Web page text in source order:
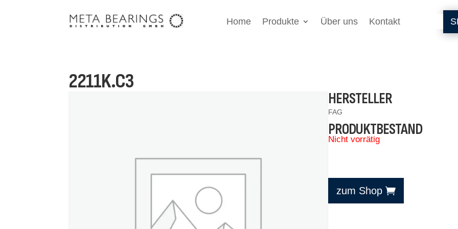
Home Produkte Über uns Kontakt
2211K.C3
HERSTELLER
FAG
PRODUKTBESTAND
Nicht vorrätig
zum Shop